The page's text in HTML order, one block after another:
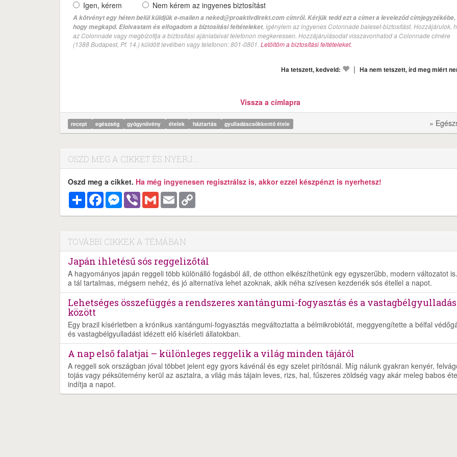
Igen, kérem
Nem kérem az ingyenes biztosítást
A kötvényt egy héten belül küldjük e-mailen a neked@proaktivdirekt.com címről. Kérjük tedd ezt a címet a leveleződ címjegyzékébe,
hogy megkapd. Elolvastam és elfogadom a biztosítási feltételeket, igénylem az ingyenes Colonnade baleset-biztosítást. Hozzájárulok,
az Colonnade vagy megbízottja a biztosítási ajánlataival telefonon megkeressen. Hozzájárulásodat visszavonhatod a Colonnade címére
(1388 Budapest, Pf. 14.) küldött levélben vagy telefonon: 801-0801. Letöltöm a biztosítási feltételeket.
Ha tetszett, kedveld: | Ha nem tetszett, írd meg miért
Vissza a címlapra
recept egészség gyógynövény ételek háztartás gyulladáscsökkentő étele »
OSZD MEG A CIKKET ÉS NYERJ...
Oszd meg a cikket. Ha még ingyenesen regisztrálsz is, akkor ezzel készpénzt is nyerhetsz!
MegosztásFacebookMessenger
Viber Gmail Email
TOVÁBBI CIKKEK A TÉMÁBAN
Japán ihletésű sós reggelizőtál
A hagyományos japán reggeli több különálló fogásból áll, de otthon elkészíthetünk egy egyszerűbb, modern változatot
a tál tartalmas, mégsem nehéz, és jó alternatíva lehet azoknak, akik néha szívesen kezdenék sós étellel a napot.
Lehetséges összefüggés a rendszeres xantángumi-fogyasztás és a vastagbélgyulladás
között
Egy brazil kísérletben a krónikus xantángumi-fogyasztás megváltoztatta a bélmikrobiótát, meggyengítette a bélfal
és vastagbélgyulladást idézett elő kísérleti állatokban.
A nap első falatjai – különleges reggelik a világ minden tájáról
A reggeli sok országban jóval többet jelent egy gyors kávénál és egy szelet pirítósnál. Míg nálunk gyakran kenyér,
tojás vagy péksütemény kerül az asztalra, a világ más tájain leves, rizs, hal, fűszeres zöldség vagy akár meleg babos
indítja a napot.